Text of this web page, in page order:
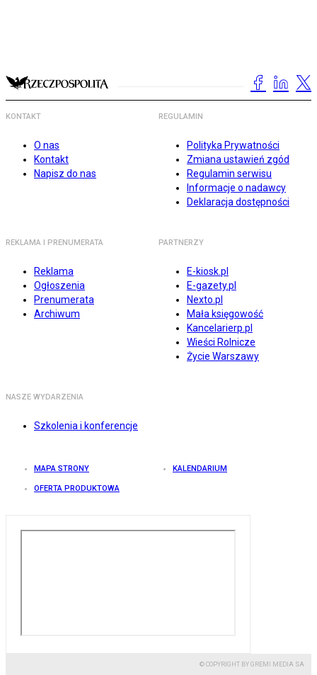
KONTAKT
O nas
Kontakt
Napisz do nas
REGULAMIN
Polityka Prywatności
Zmiana ustawień zgód
Regulamin serwisu
Informacje o nadawcy
Deklaracja dostępności
REKLAMA I PRENUMERATA
Reklama
Ogłoszenia
Prenumerata
Archiwum
PARTNERZY
E-kiosk.pl
E-gazety.pl
Nexto.pl
Mała księgowość
Kancelarierp.pl
Wieści Rolnicze
Życie Warszawy
NASZE WYDARZENIA
Szkolenia i konferencje
MAPA STRONY KALENDARIUM
OFERTA PRODUKTOWA
© COPYRIGHT BY GREMI MEDIA SA